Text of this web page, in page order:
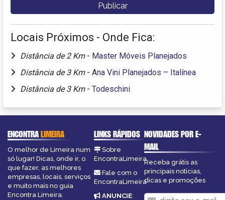
Locais Próximos - Onde Fica:
Distância de 2 Km - Master Móveis Planejados
Distância de 3 Km - Ana Vini Planejados – Italínea
Distância de 3 Km - Todeschini
ENCONTRALIMEIRA
O melhor de Limeira num
só lugar! Dicas, onde ir, o
que fazer, as melhores
empresas, locais, serviços
e muito mais no guia
Encontra Limeira.
LINKS RÁPIDOS
Sobre
EncontraLimeira
Fale com o
EncontraLimeira
ANUNCIE:
NOVIDADES POR E-
MAIL
Receba grátis as
principais notícias,
dicas e promoções